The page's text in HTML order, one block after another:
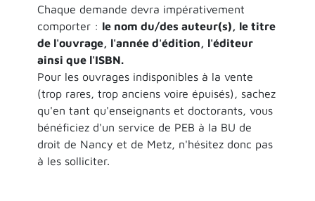
Chaque demande devra impérativement
comporter : le nom du/des auteur(s), le titre
de l'ouvrage, l'année d'édition, l'éditeur
ainsi que l'ISBN.
Pour les ouvrages indisponibles à la vente
(trop rares, trop anciens voire épuisés), sachez
qu'en tant qu'enseignants et doctorants, vous
bénéficiez d'un service de PEB à la BU de
droit de Nancy et de Metz, n'hésitez donc pas
à les solliciter.